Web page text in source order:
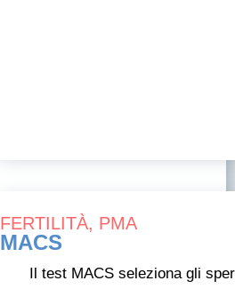
FERTILITÀ, PMA
MACS
Il test MACS seleziona gli